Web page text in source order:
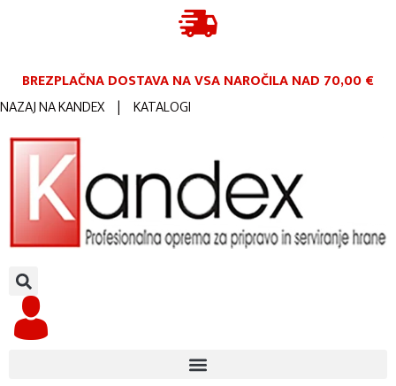
BREZPLAČNA DOSTAVA NA VSA NAROČILANAD 70,00 €
NAZAJ NA KANDEX | KATALOGI